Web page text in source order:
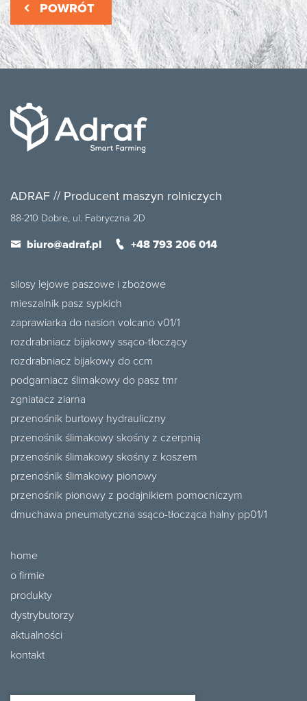
POWRÓT
ADRAF // Producent maszyn rolniczych
88-210 Dobre, ul. Fabryczna 2D
biuro@adraf.pl +48 793 206 014
home
o firmie
produkty
dystrybutorzy
aktualności
kontakt
silosy lejowe paszowe i zbożowe
mieszalnik pasz sypkich
zaprawiarka do nasion volcano v01/1
rozdrabniacz bijakowy ssąco-tłoczący
rozdrabniacz bijakowy do ccm
podgarniacz ślimakowy do pasz tmr
zgniatacz ziarna
przenośnik burtowy hydrauliczny
przenośnik ślimakowy skośny z czerpnią
przenośnik ślimakowy skośny z koszem
przenośnik ślimakowy pionowy
przenośnik pionowy z podajnikiem pomocniczym
dmuchawa pneumatyczna ssąco-tłocząca halny pp01/1